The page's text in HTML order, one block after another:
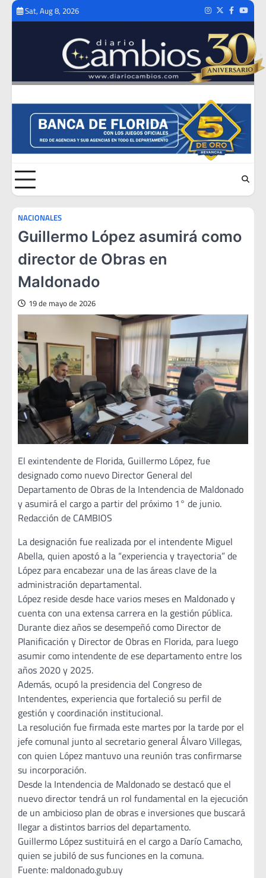
Skip
Sat, Aug 8, 2026 Instagram
TwitterFacebook
NACIONALES
Guillermo López asumirá como
director de Obras en
Maldonado
19 de mayo de 2026
El exintendente de Florida, Guillermo López, fue
designado como nuevo Director General del
Departamento de Obras de la Intendencia de Maldonado
y asumirá el cargo a partir del próximo 1° de junio.
Redacción de CAMBIOS
La designación fue realizada por el intendente Miguel
Abella, quien apostó a la “experiencia y trayectoria” de
López para encabezar una de las áreas clave de la
administración departamental.
López reside desde hace varios meses en Maldonado y
cuenta con una extensa carrera en la gestión pública.
Durante diez años se desempeñó como Director de
Planificación y Director de Obras en Florida, para luego
asumir como intendente de ese departamento entre los
años 2020 y 2025.
Además, ocupó la presidencia del Congreso de
Intendentes, experiencia que fortaleció su perfil de
gestión y coordinación institucional.
La resolución fue firmada este martes por la tarde por el
jefe comunal junto al secretario general Álvaro Villegas,
con quien López mantuvo una reunión tras confirmarse
su incorporación.
Desde la Intendencia de Maldonado se destacó que el
nuevo director tendrá un rol fundamental en la ejecución
de un ambicioso plan de obras e inversiones que buscará
llegar a distintos barrios del departamento.
Guillermo López sustituirá en el cargo a Darío Camacho,
quien se jubiló de sus funciones en la comuna.
Fuente: maldonado.gub.uy